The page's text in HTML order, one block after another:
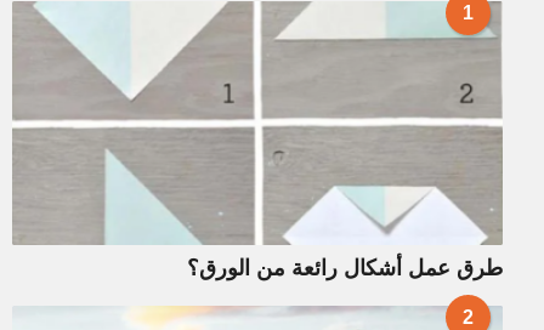
1
طرق عمل أشكال رائعة من الورق؟
2